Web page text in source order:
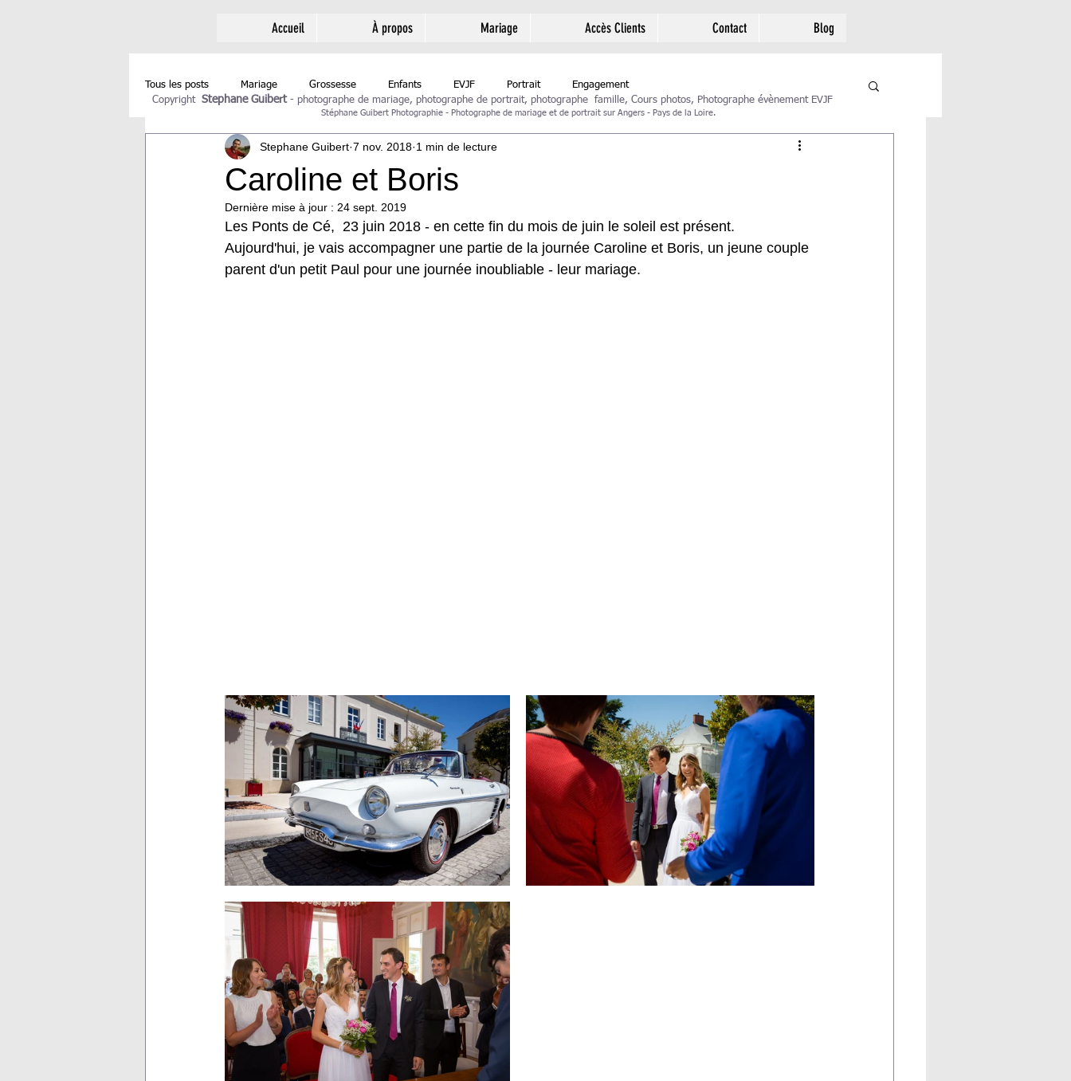
Accueil À propos Mariage Accès Clients Contact Blog
Tous les posts Mariage Grossesse Enfants EVJF Portrait Engagement
Caroline et Boris
Stephane Guibert 7 nov. 2018 1 min de lecture
Dernière mise à jour : 24 sept. 2019
Les Ponts de Cé,  23 juin 2018 - en cette fin du mois de juin le soleil est présent.
Aujourd'hui, je vais accompagner une partie de la journée Caroline et Boris, un jeune couple
parent d'un petit Paul pour une journée inoubliable - leur mariage.
Copyright Stephane Guibert- photographe de mariage, photographe de portrait, photographe famille, Cours photos, Photographe évènement EVJF
Stéphane Guibert Photographie - Photographe de mariage et de portrait sur Angers - Pays de la Loire.